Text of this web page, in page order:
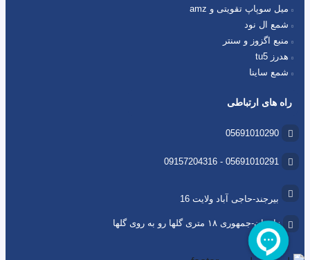
میل سوپاپ تقویتی و amz
شمع ال نود
منبع اگزوز و سنتر
هدرز tu5
شمع ساینا
راه های ارتباطی
05691010290
05691010291 - 09157204316
بیرجند-حاجی آباد ولایت 16
زاهدان-جمهوری ۱۸ متری گلها رو به روی گلها
14